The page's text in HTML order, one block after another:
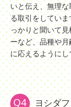
いと伝え、無理
る取引をしてい
っかりと聞いて
ーなど、品種や
に応えるように
Q4 ヨシダ